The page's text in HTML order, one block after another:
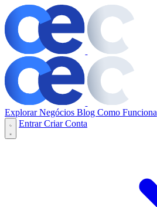
Explorar Negócios Blog Como Funciona
EntrarCriar Conta